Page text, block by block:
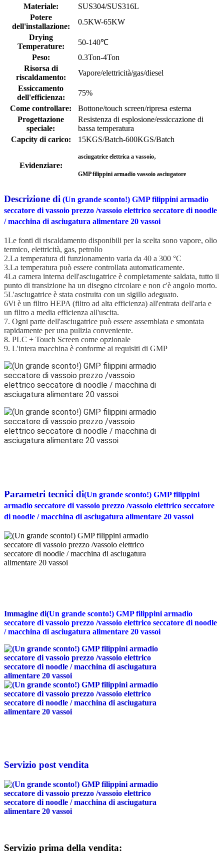
Materiale:
SUS304/SUS316L
Potere
dell'installazione:
0.5KW-65KW
Drying
Temperature:
50-140℃
Peso:
0.3Ton-4Ton
Risorsa di
riscaldamento:
Vapore/elettricità/gas/diesel
Essiccamento
dell'efficienza:
75%
Come controllare:
Bottone/touch screen/ripresa esterna
Progettazione
speciale:
Resistenza di esplosione/essiccazione di
bassa temperatura
Capcity di carico:
15KGS/Batch-600KGS/Batch
Evidenziare:
asciugatrice elettrica a vassoio,
GMP filippini armadio vassoio asciugatore
Descrizione di (Un grande sconto!) GMP filippini armadio
seccatore di vassoio prezzo /vassoio elettrico seccatore di noodle
/ macchina di asciugatura alimentare 20 vassoi
1Le fonti di riscaldamento disponibili per la scelta sono vapore, olio
termico, elettricità, gas, petrolio
2.La temperatura di funzionamento varia da 40 a 300 °C
3.La temperatura può essere controllata automaticamente.
4La camera interna dell'asciugatrice è completamente saldata, tutto il
punto di transizione ha un disegno circolare e non c'è angolo morto.
5L'asciugatrice è stata costruita con un sigillo adeguato.
6Vi è un filtro HEPA (filtro ad alta efficienza) all'entrata dell'aria e
un filtro a media efficienza all'uscita.
7. Ogni parte dell'asciugatrice può essere assemblata e smontata
rapidamente per una pulizia conveniente.
8. PLC + Touch Screen come opzionale
9. L'intera macchina è conforme ai requisiti di GMP
Parametri tecnici di(Un grande sconto!) GMP filippini
armadio seccatore di vassoio prezzo /vassoio elettrico seccatore
di noodle / macchina di asciugatura alimentare 20 vassoi
Immagine di(Un grande sconto!) GMP filippini armadio
seccatore di vassoio prezzo /vassoio elettrico seccatore di noodle
/ macchina di asciugatura alimentare 20 vassoi
Servizio post vendita
Servizio prima della vendita: